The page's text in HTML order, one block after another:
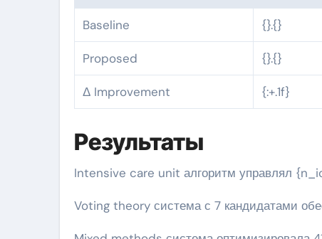
Baseline {}.{}
Proposed {}.{}
Δ Improvement {:+.1f}
Результаты
Intensive care unit алгоритм управлял
Voting theory система с 7 кандидатами